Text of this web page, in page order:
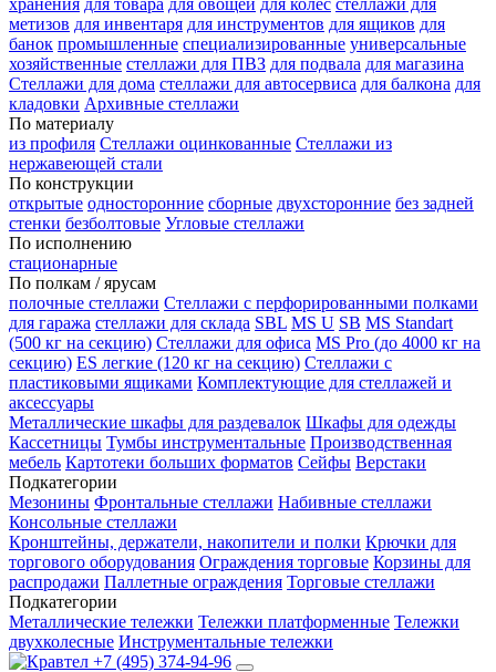
хранения для товара для овощей для колес стеллажи для
метизов для инвентаря для инструментов для ящиков для
банок промышленные специализированные универсальные
хозяйственные стеллажи для ПВЗ для подвала для магазина
Стеллажи для дома стеллажи для автосервиса для балкона для
кладовки Архивные стеллажи
По материалу
из профиля Стеллажи оцинкованные Стеллажи из
нержавеющей стали
По конструкции
открытые односторонние сборные двухсторонние без задней
стенки безболтовые Угловые стеллажи
По исполнению
стационарные
По полкам / ярусам
полочные стеллажи Стеллажи с перфорированными полками
для гаража стеллажи для склада SBL MS U SB MS Standart
(500 кг на секцию) Стеллажи для офиса MS Pro (до 4000 кг на
секцию) ES легкие (120 кг на секцию) Стеллажи с
пластиковыми ящиками Комплектующие для стеллажей и
аксессуары
Металлические шкафы для раздевалок Шкафы для одежды
Кассетницы Тумбы инструментальные Производственная
мебель Картотеки больших форматов Сейфы Верстаки
Подкатегории
Мезонины Фронтальные стеллажи Набивные стеллажи
Консольные стеллажи
Кронштейны, держатели, накопители и полки Крючки для
торгового оборудования Ограждения торговые Корзины для
распродажи Паллетные ограждения Торговые стеллажи
Подкатегории
Металлические тележки Тележки платформенные Тележки
двухколесные Инструментальные тележки
+7 (495) 374-94-96